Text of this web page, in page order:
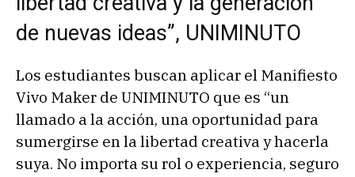
de nuevas ideas”, UNIMINUTO
Los estudiantes buscan aplicar el Manifiesto
Vivo Maker de UNIMINUTO que es “un
llamado a la acción, una oportunidad para
sumergirse en la libertad creativa y hacerla
suya. No importa su rol o experiencia, seguro